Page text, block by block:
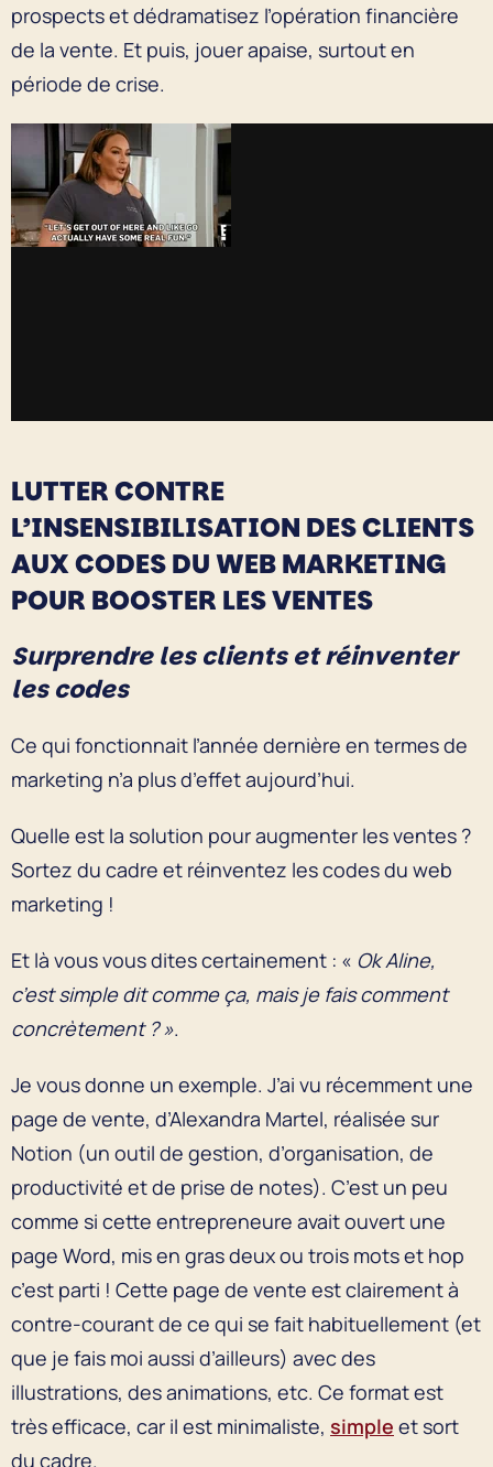
prospects et dédramatisez l’opération financière
de la vente. Et puis, jouer apaise, surtout en
période de crise.
LUTTER CONTRE
L’INSENSIBILISATION DES CLIENTS
AUX CODES DU WEB MARKETING
POUR BOOSTER LES VENTES
Surprendre les clients et réinventer
les codes
Ce qui fonctionnait l’année dernière en termes de
marketing n’a plus d’effet aujourd’hui.
Quelle est la solution pour augmenter les ventes ?
Sortez du cadre et réinventez les codes du web
marketing !
Et là vous vous dites certainement : « Ok Aline,
c’est simple dit comme ça, mais je fais comment
concrètement ? ».
Je vous donne un exemple. J’ai vu récemment une
page de vente, d’Alexandra Martel, réalisée sur
Notion (un outil de gestion, d’organisation, de
productivité et de prise de notes). C’est un peu
comme si cette entrepreneure avait ouvert une
page Word, mis en gras deux ou trois mots et hop
c’est parti ! Cette page de vente est clairement à
contre-courant de ce qui se fait habituellement (et
que je fais moi aussi d’ailleurs) avec des
illustrations, des animations, etc. Ce format est
très efficace, car il est minimaliste, simple et sort
du cadre.